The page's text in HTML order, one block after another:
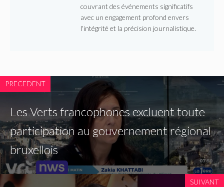
couvrant des événements significatifs
avec un engagement profond envers
l'intégrité et la précision journalistique.
PRECEDENT
Les Verts francophones excluent toute
participation au gouvernement régional
bruxellois
SUIVANT